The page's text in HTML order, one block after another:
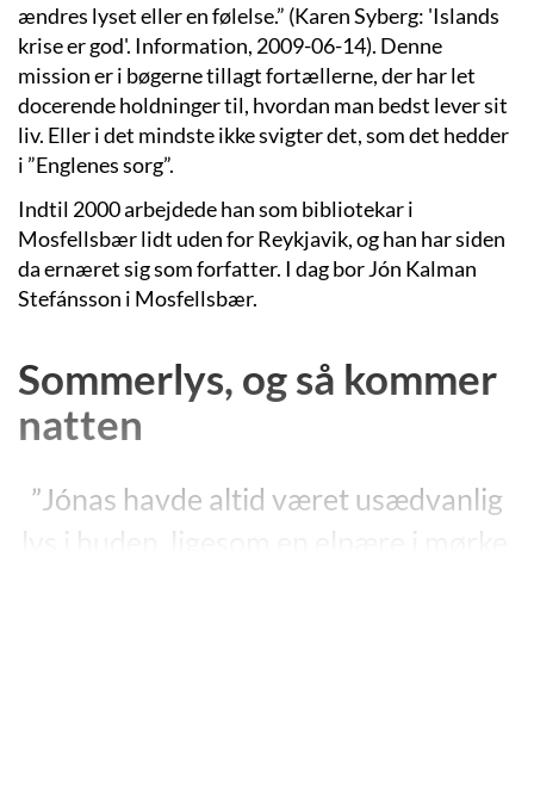
ændres lyset eller en følelse.” (Karen Syberg: 'Islands
krise er god'. Information, 2009-06-14). Denne
mission er i bøgerne tillagt fortællerne, der har let
docerende holdninger til, hvordan man bedst lever sit
liv. Eller i det mindste ikke svigter det, som det hedder
i ”Englenes sorg”.
Indtil 2000 arbejdede han som bibliotekar i
Mosfellsbær lidt uden for Reykjavik, og han har siden
da ernæret sig som forfatter. I dag bor Jón Kalman
Stefánsson i Mosfellsbær.
Sommerlys, og så kommer
natten
”Jónas havde altid været usædvanlig
lys i huden, ligesom en elpære i mørke,